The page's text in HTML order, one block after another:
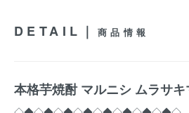
DETAIL｜ 商品情報
本格芋焼酎 マルニシ ムラサキ